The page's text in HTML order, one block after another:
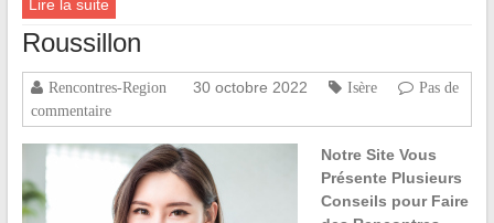
Lire la suite
Roussillon
Rencontres-Region 30 octobre 2022 Isère
Pas de
commentaire
Notre Site Vous
Présente Plusieurs
Conseils pour Faire